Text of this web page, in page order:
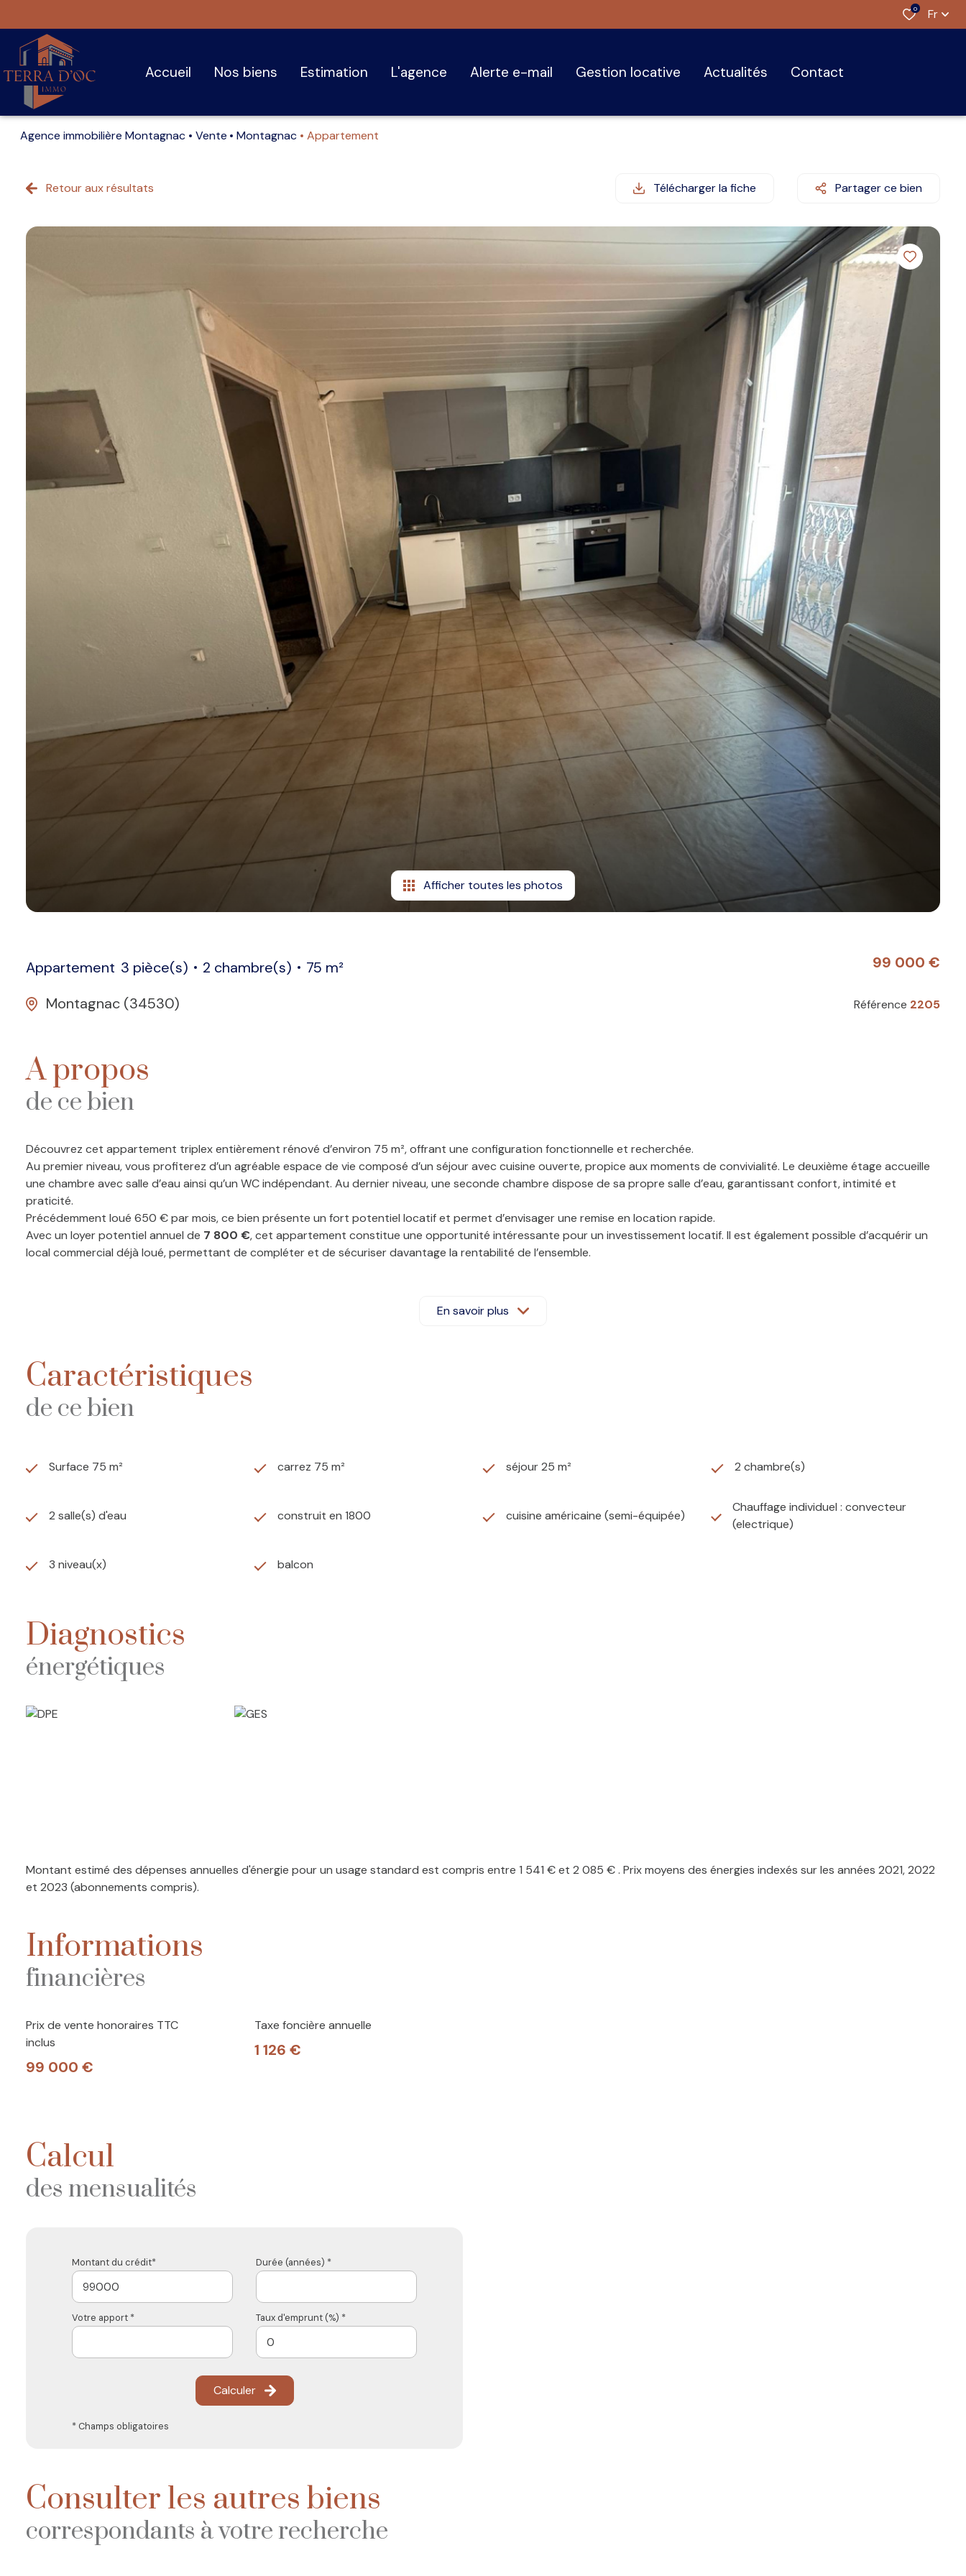
0 Fr
accueil nos biens estimation l'agence alerte e-mail gestion locative actualités contact
Agence immobilière Montagnac Vente Montagnac Appartement
Retour aux résultats Télécharger la fiche Partager ce bien
Afficher toutes les photos
Appartement 3 pièce(s) 2 chambre(s)
75 m²
Montagnac (34530)
99 000 €
Référence 2205
A propos
de ce bien
Découvrez cet appartement triplex entièrement rénové d’environ 75 m², offrant une configuration fonctionnelle et recherchée.
Au premier niveau, vous profiterez d’un agréable espace de vie composé d’un séjour avec cuisine ouverte, propice aux moments de convivialité. Le deuxième étage accueille
une chambre avec salle d’eau ainsi qu’un WC indépendant. Au dernier niveau, une seconde chambre dispose de sa propre salle d’eau, garantissant confort, intimité et
praticité.
Précédemment loué 650 € par mois, ce bien présente un fort potentiel locatif et permet d’envisager une remise en location rapide.
Avec un loyer potentiel annuel de 7 800 €, cet appartement constitue une opportunité intéressante pour un investissement locatif. Il est également possible d’acquérir un
local commercial déjà loué, permettant de compléter et de sécuriser davantage la rentabilité de l’ensemble.
Les informations sur les risques auxquels ce bien est exposé sont disponibles sur le siteGéorisques
En savoir plus
Caractéristiques
de ce bien
Surface 75 m² carrez 75 m² séjour 25 m² 2 chambre(s)
2 salle(s) d'eau construit en 1800 cuisine américaine (semi-équipée)
Chauffage individuel : convecteur
(electrique)
3 niveau(x) balcon
Diagnostics
énergétiques
Montant estimé des dépenses annuelles d'énergie pour un usage standard est compris entre 1 541 € et 2 085 € . Prix moyens des énergies indexés sur les années 2021, 2022
et 2023 (abonnements compris).
Informations
financières
Prix de vente honoraires TTC
inclus
99 000 €
Taxe foncière annuelle
1 126 €
Calcul
des mensualités
Montant du crédit* Durée (années) *
Votre apport * Taux d'emprunt (%) *
Calculer
* Champs obligatoires
Consulter les autres biens
correspondants à votre recherche